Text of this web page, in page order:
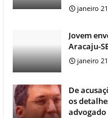
janeiro
Jovem
Aracaju-
janeiro
De
os
advogado